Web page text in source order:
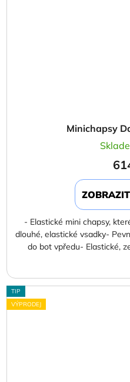
Minichapsy
- Elastické mini chapsy,
dlouhé, elastické vsadky-
do bot vpředu- Elastické,
TIP
VÝPRODEJ